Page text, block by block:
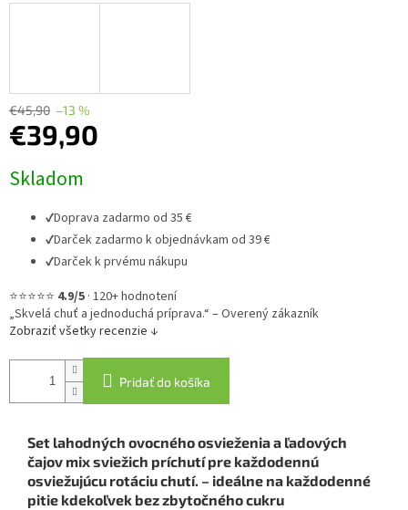
€45,90 –13 %
€39,90
cena:
Skladom
✔Doprava zadarmo od 35 €
✔Darček zadarmo k objednávkam od 39 €
✔Darček k prvému nákupu
⭐⭐⭐⭐⭐ 4.9/5 · 120+ hodnotení
„Skvelá chuť a jednoduchá príprava.“ – Overený zákazník
Zobraziť všetky recenzie ↓
Pridať do košíka
Set lahodných ovocného osvieženia a ľadových
čajov mix sviežich príchutí pre každodennú
osviežujúcu rotáciu chutí. – ideálne na každodenné
pitie kdekoľvek bez zbytočného cukru